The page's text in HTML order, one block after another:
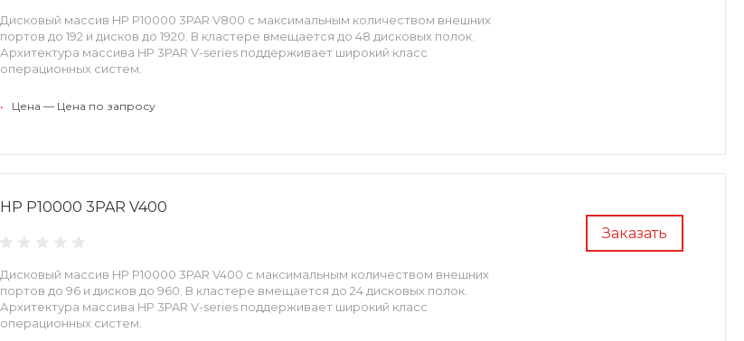
Дисковый массив HP P10000 3PAR V800 с максимальным количеством внешних
портов до 192 и дисков до 1920. В кластере вмещается до 48 дисковых полок.
Архитектура массива HP 3PAR V-series поддерживает широкий класс
операционных систем.
• Цена — Цена по запросу
Заказать
HP P10000 3PAR V400
Дисковый массив HP P10000 3PAR V400 с максимальным количеством внешних
портов до 96 и дисков до 960. В кластере вмещается до 24 дисковых полок.
Архитектура массива HP 3PAR V-series поддерживает широкий класс
операционных систем.